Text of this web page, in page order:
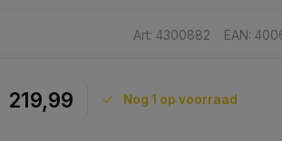
Art: 4300882 EAN:
219,99 Nog 1 op voorraad